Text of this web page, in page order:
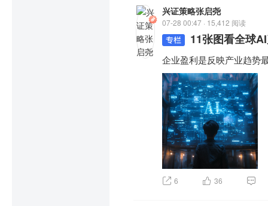
兴证策略张启尧
07-28 00:47 · 15,412 阅读
11张图看全球
企业盈利是反映产业趋势
6 36